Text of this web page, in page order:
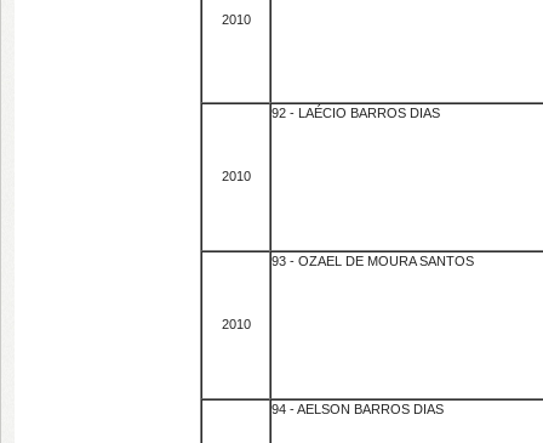
2010
2010
92 - LAÉCIO BARROS DIAS
2010
93 - OZAEL DE MOURA SANTOS
94 - AELSON BARROS DIAS